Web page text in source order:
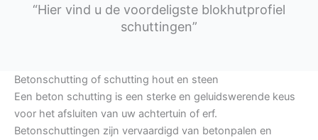
“Hier vind u de voordeligste blokhutprofiel
schuttingen”
Betonschutting of schutting hout en steen
Een beton schutting is een sterke en geluidswerende keus
voor het afsluiten van uw achtertuin of erf.
Betonschuttingen zijn vervaardigd van betonpalen en